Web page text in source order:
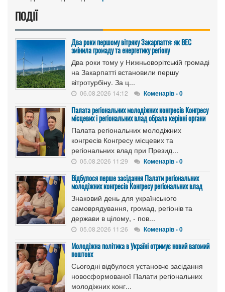
ПОДІЇ
Два роки першому вітряку Закарпаття: як ВЕС
змінила громаду та енергетику регіону
Два роки тому у Нижньоворітській громаді
на Закарпатті встановили першу
вітротурбіну. За ц...
06.08.2026 14:12 Коменарів - 0
Палата регіональних молодіжних конгресів Конгресу
місцевих і регіональних влад обрала керівні органи
Палата регіональних молодіжних
конгресів Конгресу місцевих та
регіональних влад при Презид...
05.08.2026 11:29 Коменарів - 0
Відбулося перше засідання Палати регіональних
молодіжних конгресів Конгресу регіональних влад
Знаковий день для українського
самоврядування, громад, регіонів та
держави в цілому, - пов...
05.08.2026 11:26 Коменарів - 0
Молодіжна політика в Україні отримує новий вагомий
поштовх
Сьогодні відбулося установче засідання
новосформованої Палати регіональних
молодіжних конг...